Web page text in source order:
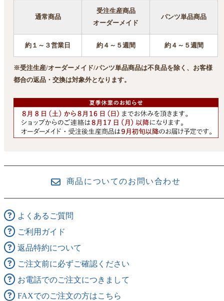
通常商品
受注生産商品
オーダーメイド
パンツ単品商品
約１～３営業日 約４～５週間 約４～５週間
※受注生産/オーダーメイド/パンツ単品商品は不良品を除く、お客様
都合の返品・交換は対象外となります。
商品についてのお問い合わせ
よくあるご質問
ご利用ガイド
返品特約について
ご注文前に必ずご確認ください
お電話でのご注文につきまして
FAXでのご注文の方はこちら